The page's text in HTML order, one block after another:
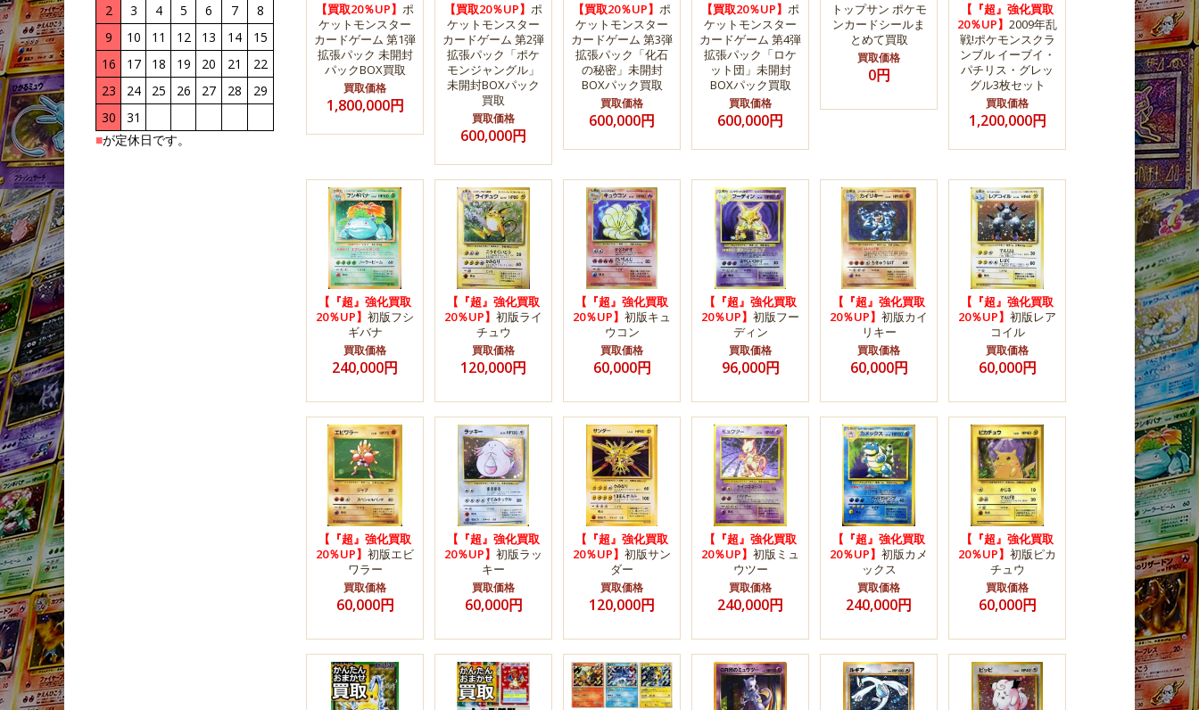
【買取20％UP】 ポ
ケットモンスター
カードゲーム 第1弾
拡張パック 未開封
パックBOX買取
買取価格
1,800,000円
【買取20％UP】 ポ
ケットモンスター
カードゲーム 第2弾
拡張パック「ポケ
モンジャングル」
未開封BOXパック
買取
買取価格
600,000円
【買取20％UP】 ポ
ケットモンスター
カードゲーム 第3弾
拡張パック「化石
の秘密」未開封
BOXパック買取
買取価格
600,000円
【買取20％UP】 ポ
ケットモンスター
カードゲーム 第4弾
拡張パック「ロケ
ット団」未開封
BOXパック買取
買取価格
600,000円
トップサン ポケモ
ンカードシールま
とめて買取
買取価格
0円
【『超』強化買取
20％UP】 2009年乱
戦!ポケモンスクラ
ンブル イーブイ・
パチリス・グレッ
グル3枚セット
買取価格
1,200,000円
【『超』強化買取
20％UP】 初版フシ
ギバナ
買取価格
240,000円
【『超』強化買取
20％UP】 初版ライ
チュウ
買取価格
120,000円
【『超』強化買取
20％UP】 初版キュ
ウコン
買取価格
60,000円
【『超』強化買取
20％UP】 初版フー
ディン
買取価格
96,000円
【『超』強化買取
20％UP】 初版カイ
リキー
買取価格
60,000円
【『超』強化買取
20％UP】 初版レア
コイル
買取価格
60,000円
【『超』強化買取
20％UP】 初版エビ
ワラー
買取価格
60,000円
【『超』強化買取
20％UP】 初版ラッ
キー
買取価格
60,000円
【『超』強化買取
20％UP】 初版サン
ダー
買取価格
120,000円
【『超』強化買取
20％UP】 初版ミュ
ウツー
買取価格
240,000円
【『超』強化買取
20％UP】 初版カメ
ックス
買取価格
240,000円
【『超』強化買取
20％UP】 初版ピカ
チュウ
買取価格
60,000円
2
3 4 5 6 7
8
9
10 11 12 13 14
15
16
17 18 19 20 21
22
23
24 25 26 27 28
29
30
31
■が定休日です。